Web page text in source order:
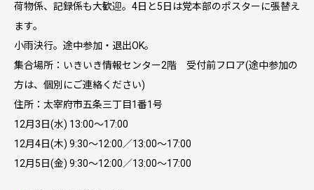
荷物係、記録係も大歓迎。4日と5日は党本部のポスターに張替え
ます。
小雨決行。途中参加・退出OK。
集合場所：いきいき情報センター2階 受付前フロア(途中参加の
方は、個別にご連絡ください)
住所：太宰府市五条三丁目1番1号
12月3日(水) 13:00～17:00
12月4日(木) 9:30～12:00／13:00～17:00
12月5日(金) 9:30～12:00／13:00～17:00